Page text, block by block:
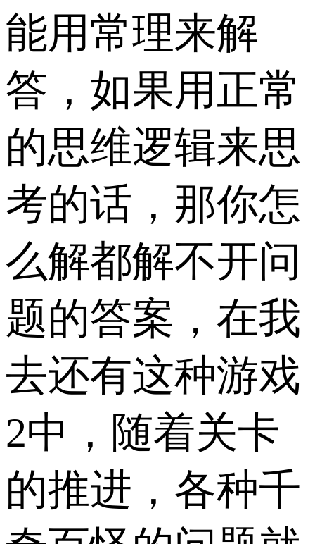
能用常理来解
答，如果用正常
的思维逻辑来思
考的话，那你怎
么解都解不开问
题的答案，在我
去还有这种游戏
2中，随着关卡
的推进，各种千